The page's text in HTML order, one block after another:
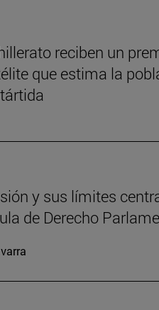
reciben un
que estima la
y sus límites
de Derecho